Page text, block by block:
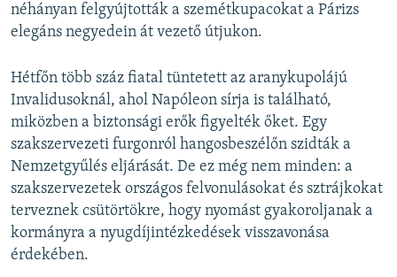
néhányan felgyújtották a szemétkupacokat a Párizs
elegáns negyedein át vezető útjukon.
Hétfőn több száz fiatal tüntetett az aranykupolájú
Invalidusoknál, ahol Napóleon sírja is található,
miközben a biztonsági erők figyelték őket. Egy
szakszervezeti furgonról hangosbeszélőn szidták a
Nemzetgyűlés eljárását. De ez még nem minden: a
szakszervezetek országos felvonulásokat és sztrájkokat
terveznek csütörtökre, hogy nyomást gyakoroljanak a
kormányra a nyugdíjintézkedések visszavonása
érdekében.